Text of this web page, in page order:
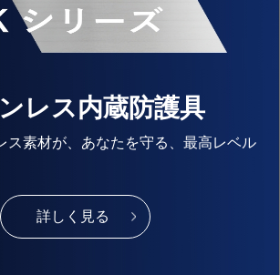
レス内蔵防護具
ス素材が、あなたを守る、最高レベル
詳しく見る